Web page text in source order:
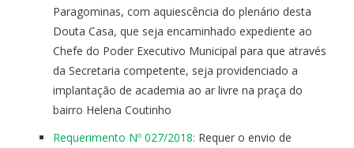
Paragominas, com aquiescência do plenário desta
Douta Casa, que seja encaminhado expediente ao
Chefe do Poder Executivo Municipal para que através
da Secretaria competente, seja providenciado a
implantação de academia ao ar livre na praça do
bairro Helena Coutinho
Requerimento Nº 027/2018: Requer o envio de